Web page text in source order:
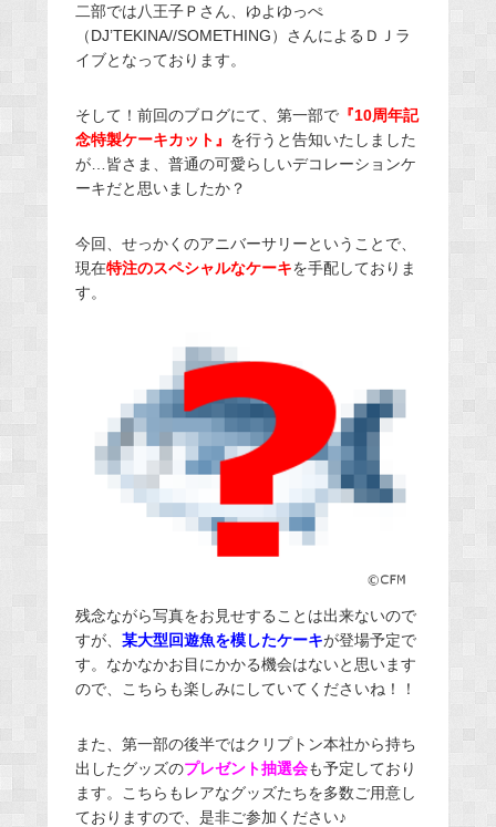
二部では八王子Ｐさん、ゆよゆっぺ
（DJ’TEKINA//SOMETHING）さんによるＤＪラ
イブとなっております。
そして！前回のブログにて、第一部で『10周年記
念特製ケーキカット』 を行うと告知いたしました
が…皆さま、普通の可愛らしいデコレーションケ
ーキだと思いましたか？
今回、せっかくのアニバーサリーということで、
現在特注のスペシャルなケーキを手配しておりま
す。
残念ながら写真をお見せすることは出来ないので
すが、 某大型回遊魚を模したケーキが登場予定で
す。なかなかお目にかかる機会はないと思います
ので、こちらも楽しみにしていてくださいね！！
また、第一部の後半ではクリプトン本社から持ち
出したグッズのプレゼント抽選会も予定しており
ます。こちらもレアなグッズたちを多数ご用意し
ておりますので、是非ご参加ください♪